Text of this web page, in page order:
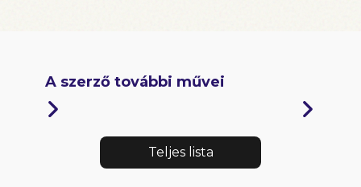
A szerző további művei
Teljes lista